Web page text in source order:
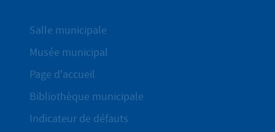
Salle municipale
Musée municipal
Page d'accueil
Bibliothèque municipale
Indicateur de défauts